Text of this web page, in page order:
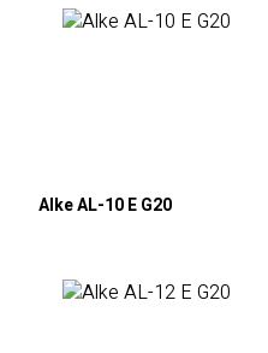
Alke AL-10 E G20